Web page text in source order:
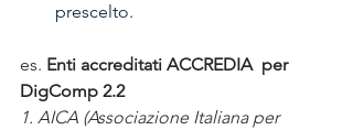
prescelto.
es. Enti accreditati ACCREDIA  per
DigComp 2.2
1. AICA (Associazione Italiana per